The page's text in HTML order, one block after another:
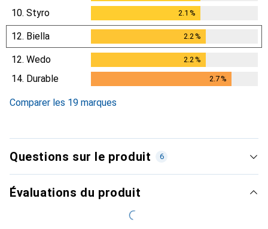
10. Styro 2.1 %
12. Biella 2.2 %
12. Wedo 2.2 %
14. Durable 2.7%
Comparer les 19 marques
Questions sur le produit 6
Évaluations du produit